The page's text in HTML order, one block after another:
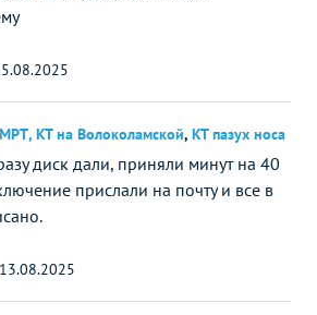
КТ на Волоколамской, КТ пазух носа
диск дали, приняли минут на 40
прислали на почту и все в